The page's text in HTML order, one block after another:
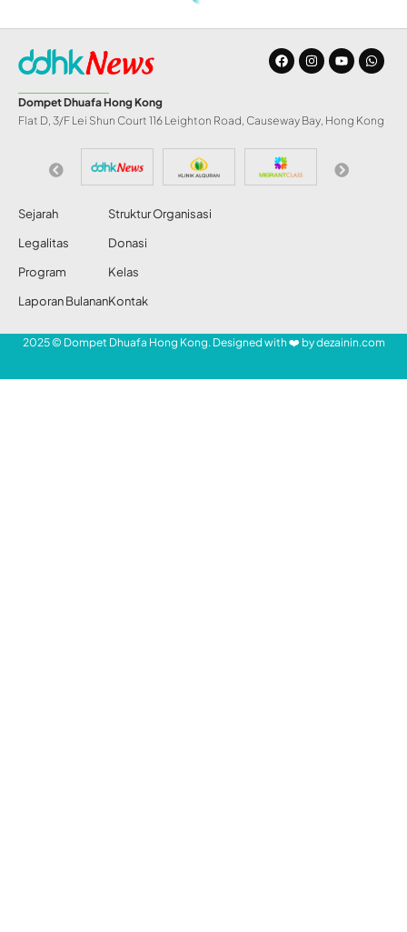
Dompet Dhuafa Hong Kong
Flat D, 3/F Lei Shun Court 116 Leighton Road, Causeway Bay, Hong Kong
Sejarah
Legalitas
Program
Laporan Bulanan
Struktur Organisasi
Donasi
Kelas
Kontak
2025 © Dompet Dhuafa Hong Kong. Designed with ❤️ bydezainin.com